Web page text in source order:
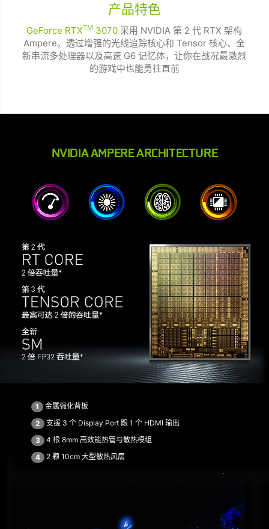
产品特色
GeForce RTXTM 3070 采用 NVIDIA 第 2 代 RTX 架构
Ampere。透过增强的光线追踪核心和 Tensor 核心、全
新串流多处理器以及高速 G6 记忆体，让你在战况最激烈
的游戏中也能勇往直前
NVIDIA AMPERE ARCHITECTURE
1
金属强化背板
2
支援 3 个 Display Port 跟 1 个 HDMI 输出
3
4 根 8mm 高效能热管与散热模组
4
2 颗 10cm 大型散热风扇